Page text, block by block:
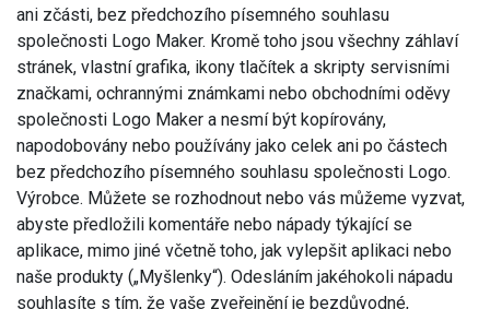
ani zčásti, bez předchozího písemného souhlasu
společnosti Logo Maker. Kromě toho jsou všechny záhlaví
stránek, vlastní grafika, ikony tlačítek a skripty servisními
značkami, ochrannými známkami nebo obchodními oděvy
společnosti Logo Maker a nesmí být kopírovány,
napodobovány nebo používány jako celek ani po částech
bez předchozího písemného souhlasu společnosti Logo.
Výrobce. Můžete se rozhodnout nebo vás můžeme vyzvat,
abyste předložili komentáře nebo nápady týkající se
aplikace, mimo jiné včetně toho, jak vylepšit aplikaci nebo
naše produkty („Myšlenky“). Odesláním jakéhokoli nápadu
souhlasíte s tím, že vaše zveřejnění je bezdůvodné,